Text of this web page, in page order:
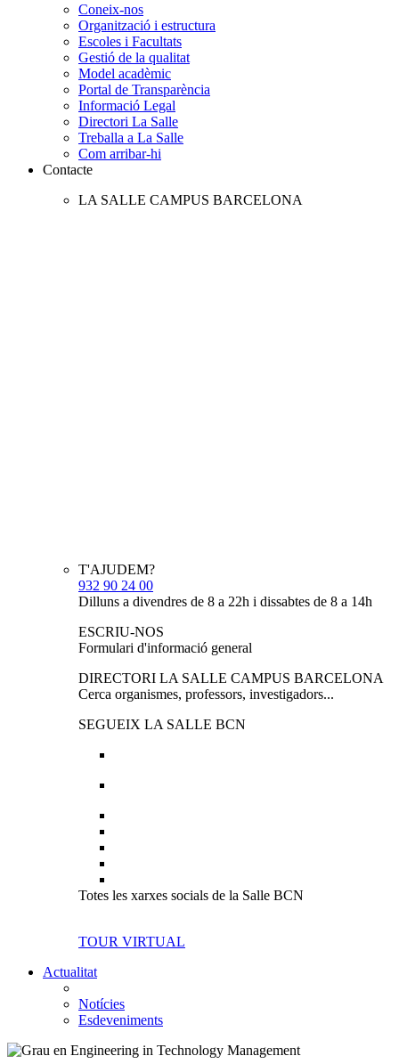
Coneix-nos
Organització i estructura
Escoles i Facultats
Gestió de la qualitat
Model acadèmic
Portal de Transparència
Informació Legal
Directori La Salle
Treballa a La Salle
Com arribar-hi
Contacte
LA SALLE CAMPUS BARCELONA
T'AJUDEM?
932 90 24 00
Dilluns a divendres de 8 a 22h i dissabtes de 8 a 14h
ESCRIU-NOS
Formulari d'informació general
DIRECTORI LA SALLE CAMPUS BARCELONA
Cerca organismes, professors, investigadors...
SEGUEIX LA SALLE BCN
Totes les xarxes socials de la Salle BCN
TOUR VIRTUAL
Actualitat
Notícies
Esdeveniments